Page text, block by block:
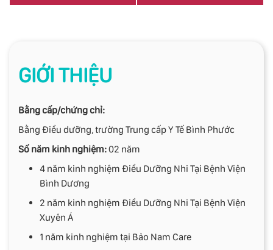
GIỚI THIỆU
Bằng cấp/chứng chỉ:
Bằng Điều dưỡng, trường Trung cấp Y Tế Bình Phước
Số năm kinh nghiệm:02 năm
4 năm kinh nghiệm Điều Dưỡng Nhi Tại Bệnh Viện
Bình Dương
2 năm kinh nghiệm Điều Dưỡng Nhi Tại Bệnh Viện
Xuyên Á
1 năm kinh nghiệm tại Bảo Nam Care